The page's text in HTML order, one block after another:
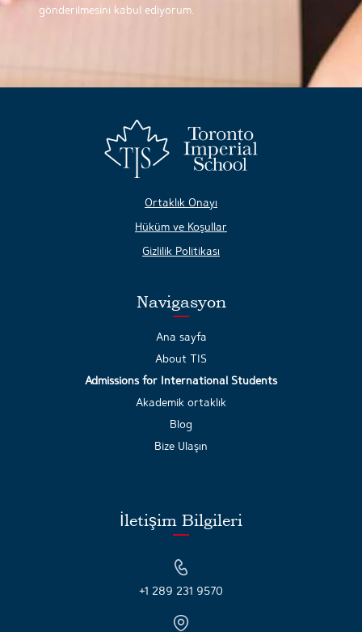
gönderilmesini kabul ediyorum.
Ortaklık Onayı
Hüküm ve Koşullar
Gizlilik Politikası
Navigasyon
Ana sayfa
About TIS
Admissions for International Students
Akademik ortaklık
Blog
Bize Ulaşın
İletişim Bilgileri
+1 289 231 9570